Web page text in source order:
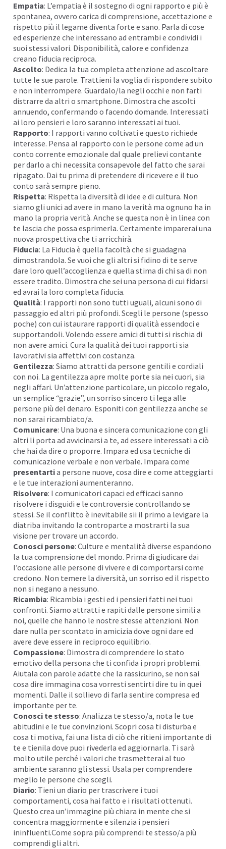
Empatia: L’empatia è il sostegno di ogni rapporto e più è
spontanea, ovvero carica di comprensione, accettazione e
rispetto più il legame diventa forte e sano. Parla di cose
ed esperienze che interessano ad entrambi e condividi i
suoi stessi valori. Disponibilità, calore e confidenza
creano fiducia reciproca.
Ascolto: Dedica la tua completa attenzione ad ascoltare
tutte le sue parole. Trattieni la voglia di rispondere subito
e non interrompere. Guardalo/la negli occhi e non farti
distrarre da altri o smartphone. Dimostra che ascolti
annuendo, confermando o facendo domande. Interessati
ai loro pensieri e loro saranno interessati ai tuoi.
Rapporto: I rapporti vanno coltivati e questo richiede
interesse. Pensa al rapporto con le persone come ad un
conto corrente emozionale dal quale prelievi contante
per darlo a chi necessita consapevole del fatto che sarai
ripagato. Dai tu prima di pretendere di ricevere e il tuo
conto sarà sempre pieno.
Rispetta: Rispetta la diversità di idee e di cultura. Non
siamo gli unici ad avere in mano la verità ma ognuno ha in
mano la propria verità. Anche se questa non è in linea con
te lascia che possa esprimerla. Certamente imparerai una
nuova prospettiva che ti arricchirà.
Fiducia: La Fiducia è quella facoltà che si guadagna
dimostrandola. Se vuoi che gli altri si fidino di te serve
dare loro quell’accoglienza e quella stima di chi sa di non
essere tradito. Dimostra che sei una persona di cui fidarsi
ed avrai la loro completa fiducia.
Qualità: I rapporti non sono tutti uguali, alcuni sono di
passaggio ed altri più profondi. Scegli le persone (spesso
poche) con cui istaurare rapporti di qualità essendoci e
supportandoli. Volendo essere amici di tutti si rischia di
non avere amici. Cura la qualità dei tuoi rapporti sia
lavorativi sia affettivi con costanza.
Gentilezza: Siamo attratti da persone gentili e cordiali
con noi. La gentilezza apre molte porte sia nei cuori, sia
negli affari. Un’attenzione particolare, un piccolo regalo,
un semplice “grazie”, un sorriso sincero ti lega alle
persone più del denaro. Esponiti con gentilezza anche se
non sarai ricambiato/a.
Comunicare: Una buona e sincera comunicazione con gli
altri li porta ad avvicinarsi a te, ad essere interessati a ciò
che hai da dire o proporre. Impara ed usa tecniche di
comunicazione verbale e non verbale. Impara come
presentartia persone nuove, cosa dire e come atteggiarti
e le tue interazioni aumenteranno.
Risolvere: I comunicatori capaci ed efficaci sanno
risolvere i disguidi e le controversie controllando se
stessi. Se il conflitto è inevitabile sii il primo a levigare la
diatriba invitando la controparte a mostrarti la sua
visione per trovare un accordo.
Conosci persone: Culture e mentalità diverse espandono
la tua comprensione del mondo. Prima di giudicare dai
l’occasione alle persone di vivere e di comportarsi come
credono. Non temere la diversità, un sorriso ed il rispetto
non si negano a nessuno.
Ricambia: Ricambia i gesti ed i pensieri fatti nei tuoi
confronti. Siamo attratti e rapiti dalle persone simili a
noi, quelle che hanno le nostre stesse attenzioni. Non
dare nulla per scontato in amicizia dove ogni dare ed
avere deve essere in reciproco equilibrio.
Compassione: Dimostra di comprendere lo stato
emotivo della persona che ti confida i propri problemi.
Aiutala con parole adatte che la rassicurino, se non sai
cosa dire immagina cosa vorresti sentirti dire tu in quei
momenti. Dalle il sollievo di farla sentire compresa ed
importante per te.
Conosci te stesso: Analizza te stesso/a, nota le tue
abitudini e le tue convinzioni. Scopri cosa ti disturba e
cosa ti motiva, fai una lista di ciò che ritieni importante di
te e tienila dove puoi rivederla ed aggiornarla. Ti sarà
molto utile perché i valori che trasmetterai al tuo
ambiente saranno gli stessi. Usala per comprendere
meglio le persone che scegli.
Diario: Tieni un diario per trascrivere i tuoi
comportamenti, cosa hai fatto e i risultati ottenuti.
Questo crea un’immagine più chiara in mente che si
concentra maggiormente e silenzia i pensieri
ininfluenti.Come sopra più comprendi te stesso/a più
comprendi gli altri.